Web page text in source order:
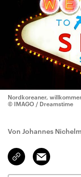
Nordkoreaner,
© IMAGO / Dreamstime
Von Johannes
Link
kopieren/teilen
Email